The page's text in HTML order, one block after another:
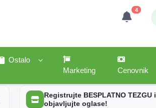
4
Ostalo
Marketing
Cenovnik
Registrujte BESPLATNO TEZGU i
objavljujte oglase!